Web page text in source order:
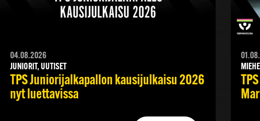
04.08.2026
JUNIORIT, UUTISET
TPS Juniorijalkapallon kausijulkaisu 2026
nyt luettavissa